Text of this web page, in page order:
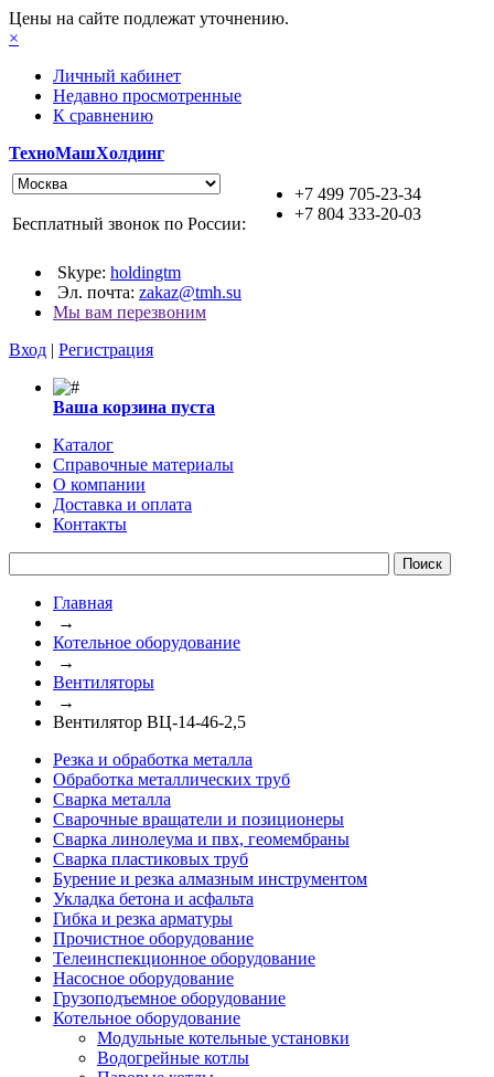
Цены на сайте подлежат уточнению.
×
Личный кабинет
Недавно просмотренные
К сравнению
ТехноМашХолдинг
+7 499 705-23-34
+7 804 333-20-03
Бесплатный звонок по России:
Skype: holdingtm
Эл. почта: zakaz@tmh.su
Мы вам перезвоним
Вход | Регистрация
Ваша корзина пуста
Каталог
Справочные материалы
О компании
Доставка и оплата
Контакты
Главная
→
Котельное оборудование
→
Вентиляторы
→
Вентилятор ВЦ-14-46-2,5
Резка и обработка металла
Обработка металлических труб
Сварка металла
Сварочные вращатели и позиционеры
Сварка линолеума и пвх, геомембраны
Сварка пластиковых труб
Бурение и резка алмазным инструментом
Укладка бетона и асфальта
Гибка и резка арматуры
Прочистное оборудование
Телеинспекционное оборудование
Насосное оборудование
Грузоподъемное оборудование
Котельное оборудование
Модульные котельные установки
Водогрейные котлы